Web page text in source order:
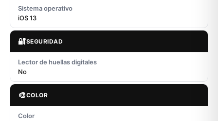
Sistema operativo
iOS 13
🔐SEGURIDAD
Lector de huellas digitales
No
🎨COLOR
Color